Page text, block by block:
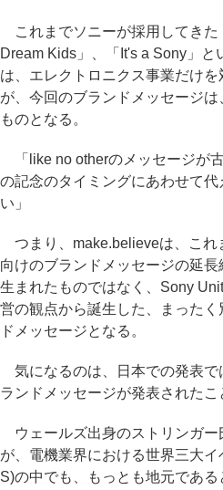
これまでソニーが採用してきた
Dream Kids」、「It's a Sony」と
は、エレクトロニクス事業だけ
が、今回のブランドメッセージ
ものとなる。
「like no otherのメッセージが
の記念のタイミングにあわせて
い」
つまり、make.believeは、これ
向けのブランドメッセージの延
生まれたものではなく、Sony
営の観点から誕生した、まった
ドメッセージとなる。
気になるのは、日本での発表で
ランドメッセージが発表されたこ
ウェールズ出身のストリンガー
が、電機業界における世界三大
S)の中でも、もっとも地元である